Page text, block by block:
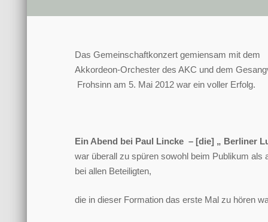
Das Gemeinschaftkonzert gemiensam mit dem
Akkordeon-Orchester des AKC und dem
Frohsinn am 5. Mai 2012 war ein voller Erfolg.
Ein Abend bei Paul Lincke – [die] „ Berliner
war überall zu spüren sowohl beim Publikum als
bei allen Beteiligten,
die in dieser Formation das erste Mal zu hören